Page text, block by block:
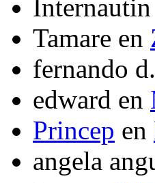
Internautin
Tamare en
fernando
edward en
Princep en
angela